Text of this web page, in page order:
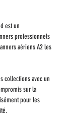
est un
professionnels
aériens A2 les
collections avec un
sur la
pour les